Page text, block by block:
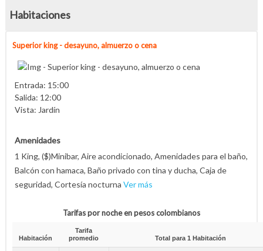
Habitaciones
Superior king - desayuno, almuerzo o cena
Entrada: 15:00
Salida: 12:00
Vista: Jardín
Amenidades
1 King, ($)Minibar, Aire acondicionado, Amenidades para el baño,
Balcón con hamaca, Baño privado con tina y ducha, Caja de
seguridad, Cortesía nocturnaVer más
Tarifas por noche en pesos colombianos
Habitación
Tarifa
promedio
Total para1 Habitación